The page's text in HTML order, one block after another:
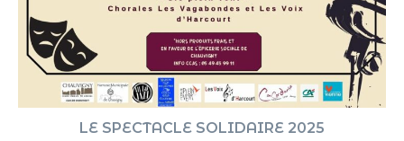
LE SPECTACLE SOLIDAIRE 2025